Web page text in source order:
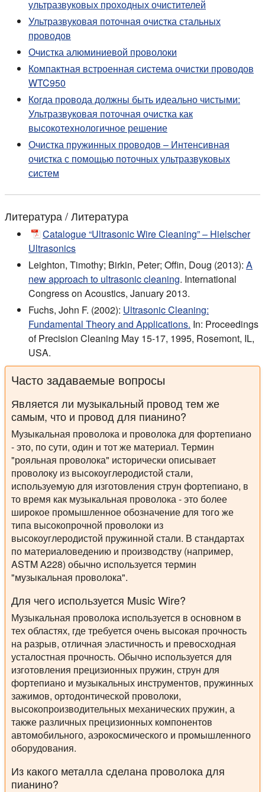
ультразвуковых проходных очистителей
Ультразвуковая поточная очистка стальных
проводов
Очистка алюминиевой проволоки
Компактная встроенная система очистки проводов
WTC950
Когда провода должны быть идеально чистыми:
Ультразвуковая поточная очистка как
высокотехнологичное решение
Очистка пружинных проводов – Интенсивная
очистка с помощью поточных ультразвуковых
систем
Литература / Литература
Catalogue “Ultrasonic Wire Cleaning” – Hielscher
Ultrasonics
Leighton, Timothy; Birkin, Peter; Offin, Doug (2013): A
new approach to ultrasonic cleaning. International
Congress on Acoustics, January 2013.
Fuchs, John F. (2002): Ultrasonic Cleaning:
Fundamental Theory and Applications. In: Proceedings
of Precision Cleaning May 15-17, 1995, Rosemont, IL,
USA.
Часто задаваемые вопросы
Является ли музыкальный провод тем же
самым, что и провод для пианино?
Музыкальная проволока и проволока для фортепиано
- это, по сути, один и тот же материал. Термин
"рояльная проволока" исторически описывает
проволоку из высокоуглеродистой стали,
используемую для изготовления струн фортепиано, в
то время как музыкальная проволока - это более
широкое промышленное обозначение для того же
типа высокопрочной проволоки из
высокоуглеродистой пружинной стали. В стандартах
по материаловедению и производству (например,
ASTM A228) обычно используется термин
"музыкальная проволока".
Для чего используется Music Wire?
Музыкальная проволока используется в основном в
тех областях, где требуется очень высокая прочность
на разрыв, отличная эластичность и превосходная
усталостная прочность. Обычно используется для
изготовления прецизионных пружин, струн для
фортепиано и музыкальных инструментов, пружинных
зажимов, ортодонтической проволоки,
высокопроизводительных механических пружин, а
также различных прецизионных компонентов
автомобильного, аэрокосмического и промышленного
оборудования.
Из какого металла сделана проволока для
пианино?